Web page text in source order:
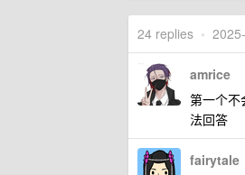
24 replies •
amrice
第一个不
法回答
fairytale